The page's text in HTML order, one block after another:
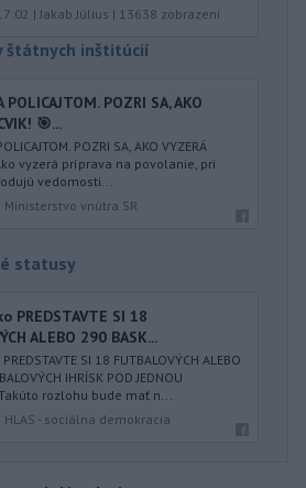
|Jakab Július | 13638 zobrazení
štátnych inštitúcií
POLICAJTOM. POZRI SA, AKO
🎯...
POZRI SA, AKO VYZERÁ
vyzerá príprava na povolanie, pri
vedomosti...
Ministerstvo vnútra SR
statusy
PREDSTAVTE SI 18
ALEBO 290 BASK...
SI 18 FUTBALOVÝCH ALEBO
IHRÍSK POD JEDNOU
Takúto rozlohu bude mať n...
HLAS - sociálna demokracia